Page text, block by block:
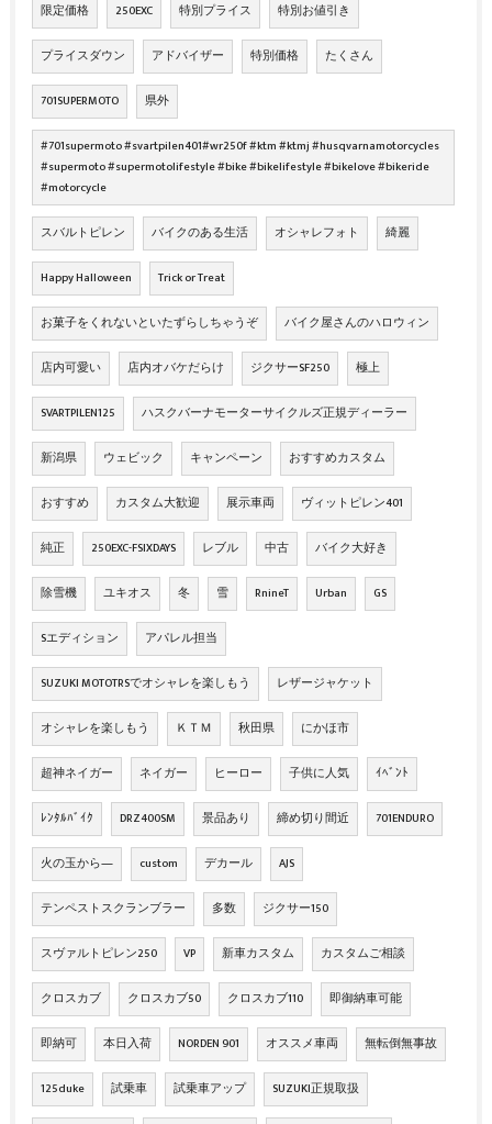
限定価格 250EXC 特別プライス 特別お値引き
プライスダウン アドバイザー 特別価格 たくさん
701SUPERMOTO 県外
#701supermoto #svartpilen401#wr250f #ktm #ktmj #husqvarnamotorcycles
#supermoto #supermotolifestyle #bike #bikelifestyle #bikelove #bikeride
#motorcycle
スバルトピレン バイクのある生活 オシャレフォト 綺麗
Happy Halloween Trick or Treat
お菓子をくれないといたずらしちゃうぞ バイク屋さんのハロウィン
店内可愛い 店内オバケだらけ ジクサーSF250 極上
SVARTPILEN125 ハスクバーナモーターサイクルズ正規ディーラー
新潟県 ウェビック キャンペーン おすすめカスタム
おすすめ カスタム大歓迎 展示車両 ヴィットピレン401
純正 250EXC-FSIXDAYS レブル 中古 バイク大好き
除雪機 ユキオス 冬 雪 RnineT Urban GS
Sエディション アパレル担当
SUZUKI MOTOTRSでオシャレを楽しもう レザージャケット
オシャレを楽しもう ＫＴＭ 秋田県 にかほ市
超神ネイガー ネイガー ヒーロー 子供に人気 ｲﾍﾞﾝﾄ
ﾚﾝﾀﾙﾊﾞｲｸ DRZ400SM 景品あり 締め切り間近 701ENDURO
火の玉から― custom デカール AJS
テンペストスクランブラー 多数 ジクサー150
スヴァルトピレン250 VP 新車カスタム カスタムご相談
クロスカブ クロスカブ50 クロスカブ110 即御納車可能
即納可 本日入荷 NORDEN 901 オススメ車両 無転倒無事故
125duke 試乗車 試乗車アップ SUZUKI正規取扱